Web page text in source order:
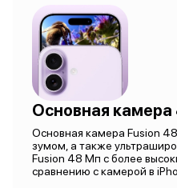
Основная
Основная камера Fusion
зумом, а также
Fusion 48 Мп с более
сравнению с камерой в